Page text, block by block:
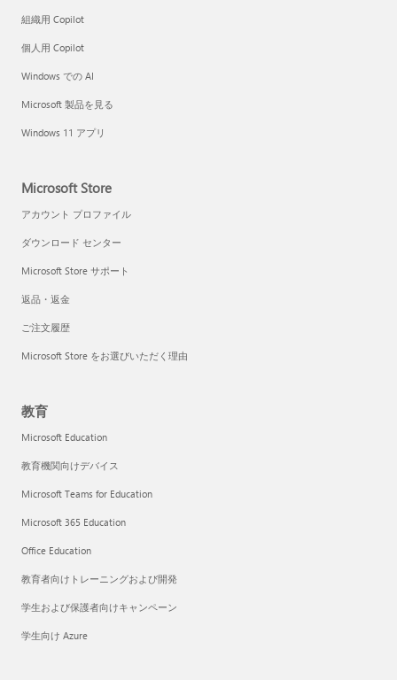
組織用 Copilot
個人用 Copilot
Windows での AI
Microsoft 製品を見る
Windows 11 アプリ
Microsoft Store
アカウント プロファイル
ダウンロード センター
Microsoft Store サポート
返品・返金
ご注文履歴
Microsoft Store をお選びいただく理由
教育
Microsoft Education
教育機関向けデバイス
Microsoft Teams for Education
Microsoft 365 Education
Office Education
教育者向けトレーニングおよび開発
学生および保護者向けキャンペーン
学生向け Azure